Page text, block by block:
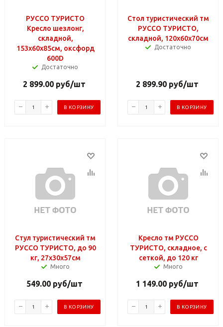
РУССО ТУРИСТО
Кресло шезлонг,
складной,
153х60х85см, оксфорд
600D
Достаточно
2 899.00 руб/шт
В КОРЗИНУ
Стол туристический тм
РУССО ТУРИСТО,
складной, 120х60х70см
Достаточно
2 899.90 руб/шт
В КОРЗИНУ
Стул туристический тм
РУССО ТУРИСТО, до 90
кг, 27х30х57см
Много
549.00руб/шт
В КОРЗИНУ
Кресло тм РУССО
ТУРИСТО, складное, с
сеткой, до 120 кг
Много
1 149.00 руб/шт
В КОРЗИНУ